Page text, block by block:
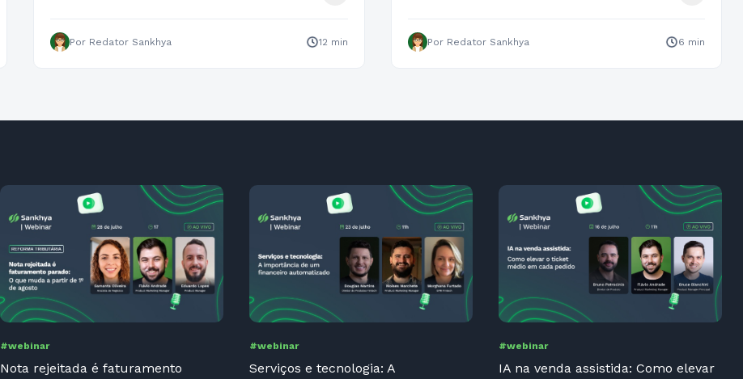
Por Redator Sankhya 12 min Por Redator Sankhya 6 min
#webinar
Nota rejeitada é faturamento
#webinar
Serviços e tecnologia: A
#webinar
IA na venda assistida: Como elevar